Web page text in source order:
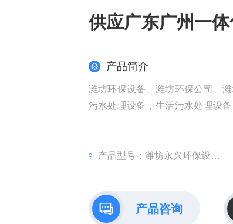
供应广东广州一
产品简介
潍坊环保设备、潍坊环保公司、
污水处理设备，生活污水处理设
产品型号：潍坊永兴环保设备公司
产品咨询